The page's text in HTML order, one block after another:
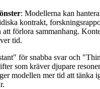
: Modellerna kan
kontrakt,
att förlora sammanhang.
tid.
för snabba svar och
som kräver djupare
modellen mer tid att tänka